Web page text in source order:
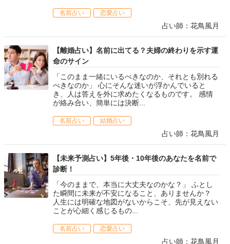
名前占い 恋愛占い
占い師：花鳥風月
【離婚占い】名前に出てる？夫婦の終わりを示す運
命のサイン
「このまま一緒にいるべきなのか、それとも別れる
べきなのか」 心にそんな迷いが浮かんでいると
き、人は答えを外に求めたくなるものです。 感情
が絡み合い、簡単には決断...
名前占い 結婚占い
占い師：花鳥風月
【未来予測占い】5年後・10年後のあなたを名前で
診断！
「今のままで、本当に大丈夫なのかな？」 ふとし
た瞬間に未来が不安になること、ありませんか？
人生には明確な地図がないからこそ、先が見えない
ことが心細く感じるもの...
名前占い 恋愛占い
占い師：花鳥風月